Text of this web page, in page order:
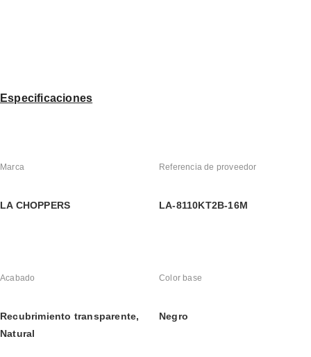
Especificaciones
Marca
LA CHOPPERS
Referencia de proveedor
LA-8110KT2B-16M
Acabado
Recubrimiento transparente,
Natural
Color base
Negro